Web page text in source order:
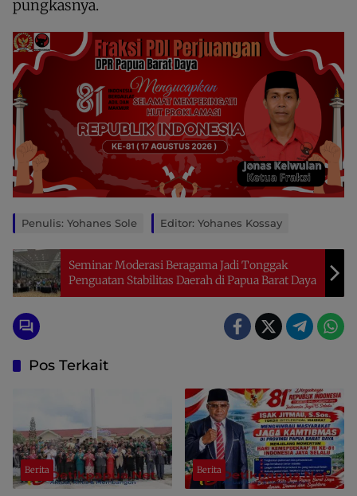
pungkasnya.
Penulis: Yohanes Sole Editor: Yohanes Kossay
Seminar Moderasi Beragama Jadi Tonggak
Penguatan Stabilitas Daerah di Papua Barat Daya
Pos Terkait
Berita Berita